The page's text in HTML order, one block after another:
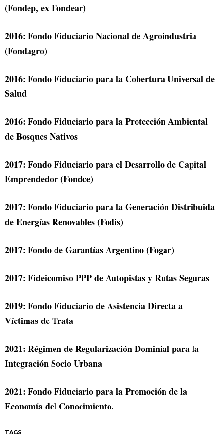
(Fondep, ex Fondear)
2016: Fondo Fiduciario Nacional de Agroindustria
(Fondagro)
2016: Fondo Fiduciario para la Cobertura Universal de
Salud
2016: Fondo Fiduciario para la Protección Ambiental
de Bosques Nativos
2017: Fondo Fiduciario para el Desarrollo de Capital
Emprendedor (Fondce)
2017: Fondo Fiduciario para la Generación Distribuida
de Energías Renovables (Fodis)
2017: Fondo de Garantías Argentino (Fogar)
2017: Fideicomiso PPP de Autopistas y Rutas Seguras
2019: Fondo Fiduciario de Asistencia Directa a
Víctimas de Trata
2021: Régimen de Regularización Dominial para la
Integración Socio Urbana
2021: Fondo Fiduciario para la Promoción de la
Economía del Conocimiento.
TAGS